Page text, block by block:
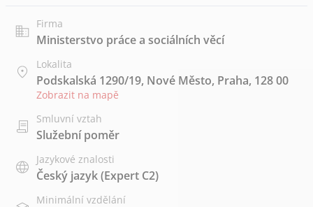
Firma
Ministerstvo práce a sociálních věcí
Lokalita
Podskalská 1290/19, Nové Město, Praha, 128 00
Zobrazit na mapě
Smluvní vztah
Služební poměr
Jazykové znalosti
Český jazyk(Expert C2)
Minimální vzdělání